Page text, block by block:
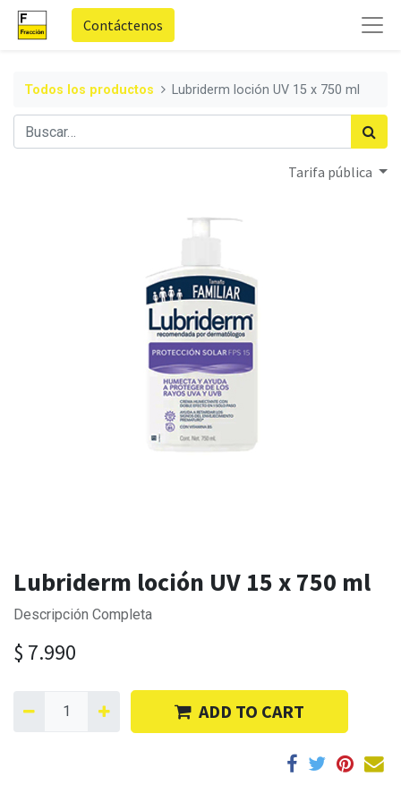
Contáctenos
Todos los productos Lubriderm loción UV 15 x 750 ml
Tarifa pública
Lubriderm loción UV 15 x 750 ml
Descripción Completa
$ 7.990
ADD TO CART